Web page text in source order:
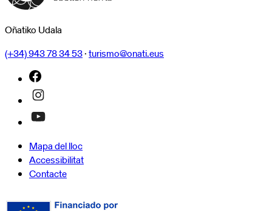
Oñatiko Udala
(+34) 943 78 34 53·turismo@onati.eus
Mapa del lloc
Accessibilitat
Contacte